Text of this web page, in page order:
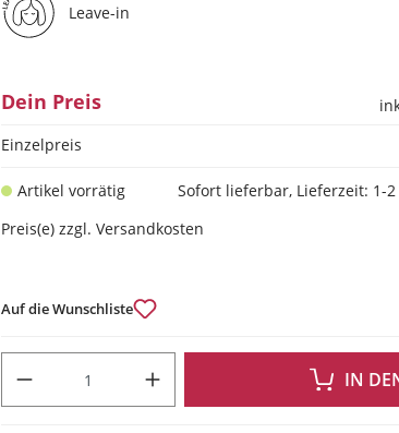
Leave-in
Dein Preis
Einzelpreis
Artikel vorrätig
Sofort lieferbar, Lieferzeit: 1-2
Preis(e) zzgl. Versandkosten
Auf die Wunschliste
IN